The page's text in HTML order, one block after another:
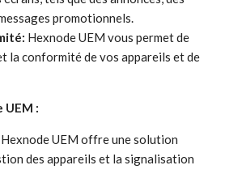
promotionnels.
Hexnode UEM vous permet de
la conformité de vos appareils et de
UEM :
Hexnode UEM offre une solution
des appareils et la signalisation